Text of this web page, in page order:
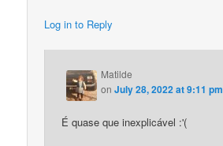
Log in to Reply
Matilde
onJuly 28, 2022 at 9:11 pm
É quase que inexplicável :'(